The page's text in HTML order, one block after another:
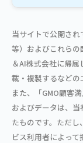
当サイトで公開さ
等）およびこれらの
＆AI株式会社に帰
載・複製するなどの
また、「GMO顧客
およびデータは、
たものです。ただ
ビス利用者によっ